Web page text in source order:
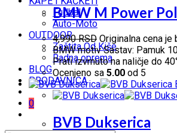
Fudbal
Auto-Moto
OUTDOOR
Zaštita Od Kiše
Radna oprema
BLOG
PRODAVNICA
0
BMW M Power
4,990RSD Originalna cena je
BMW motiv Sastav: Pamuk
Prati izvrnuto na naličje do
Ocenjeno sa 5.00 od 5
BVB Dukserica